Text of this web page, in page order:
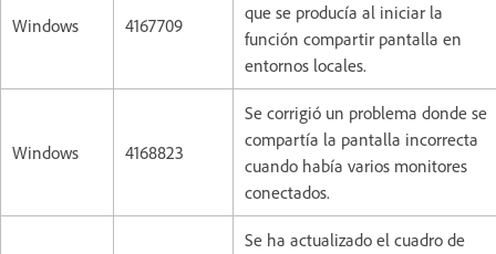
Windows 4167709
que se producía al iniciar la
función compartir pantalla en
entornos locales.
Windows 4168823
Se corrigió un problema donde se
compartía la pantalla incorrecta
cuando había varios monitores
conectados.
Se ha actualizado el cuadro de